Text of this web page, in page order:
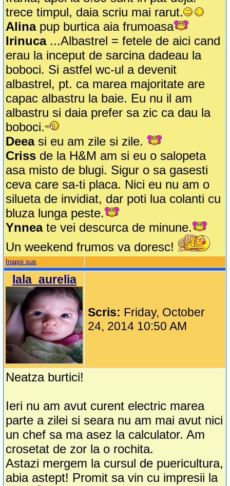
trece timpul, daia scriu mai rarut.
Alinapup burtica aia frumoasa
Irinuca...Albastrel = fetele de aici cand
erau la inceput de sarcina dadeau la
boboci. Si astfel wc-ul a devenit
albastrel, pt. ca marea majoritate are
capac albastru la baie. Eu nu il am
albastru si daia prefer sa zic ca dau la
boboci.
Deeasi eu am zile si zile.
Criss de la H&M am si eu o salopeta
asa misto de blugi. Sigur o sa gasesti
ceva care sa-ti placa. Nici eu nu am o
silueta de invidiat, dar poti lua colanti cu
bluza lunga peste.
Ynneate vei descurca de minune.
Un weekend frumos va doresc!
Inapoi sus
lala_aurelia
Scris: Friday, October
24, 2014 10:50 AM
Neatza burtici!
Ieri nu am avut curent electric marea
parte a zilei si seara nu am mai avut nici
un chef sa ma asez la calculator. Am
crosetat de zor la o rochita.
Astazi mergem la cursul de puericultura,
abia astept! Promit sa vin cu impresii la